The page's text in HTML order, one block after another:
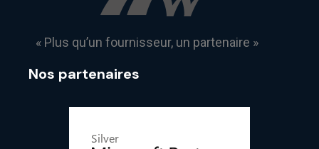
« Plus qu’un fournisseur, un partenaire »
Nos partenaires